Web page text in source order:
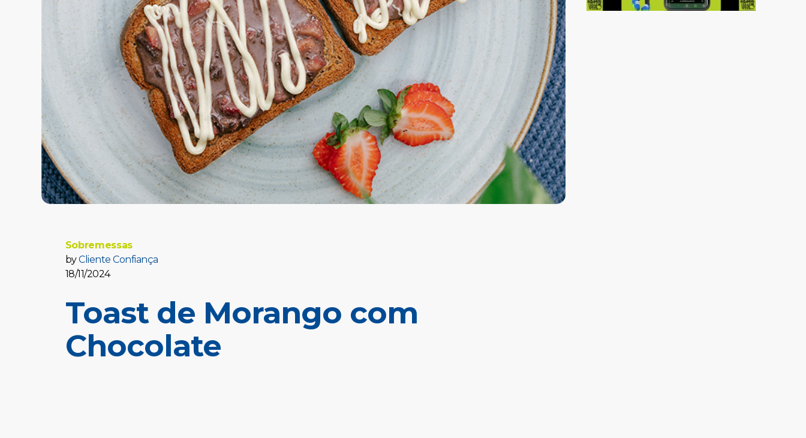
Toast de Morango com
Chocolate
18/11/2024
byCliente Confiança
Sobremessas